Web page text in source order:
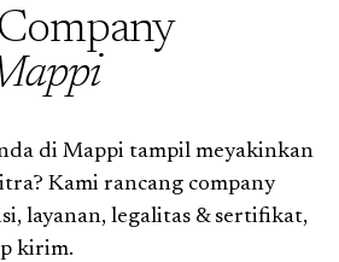
di Mappi tampil meyakinkan
Kami rancang company
layanan, legalitas & sertifikat,
kirim.